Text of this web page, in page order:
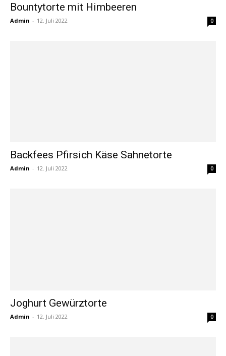
Bountytorte mit Himbeeren
Admin - 12. Juli 2022 0
Backfees Pfirsich Käse Sahnetorte
Admin - 12. Juli 2022 0
Joghurt Gewürztorte
Admin - 12. Juli 2022 0